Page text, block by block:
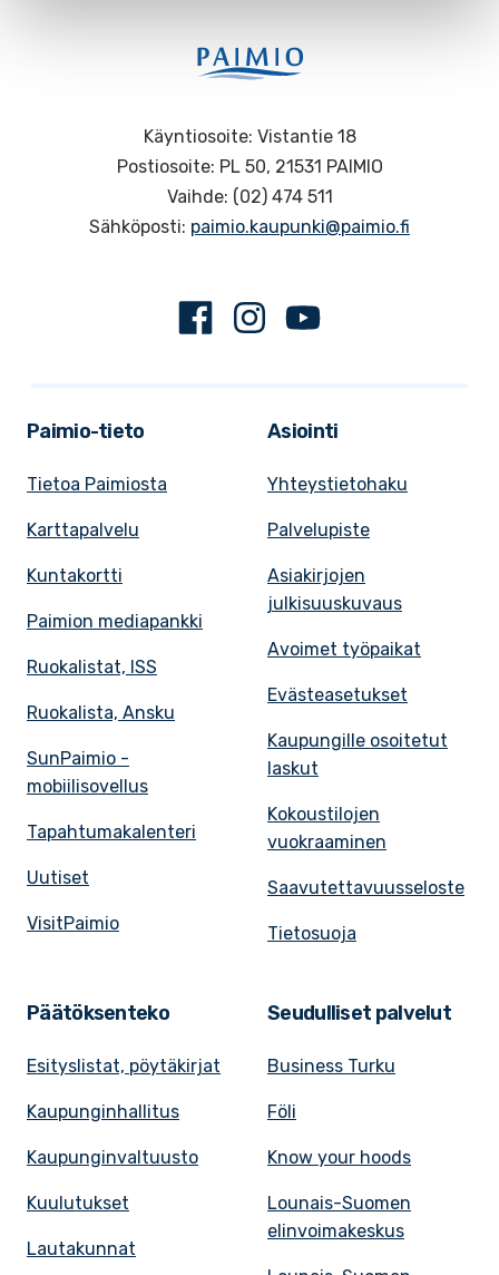
Käyntiosoite: Vistantie 18
Postiosoite: PL 50, 21531 PAIMIO
Vaihde: (02) 474 511
Sähköposti: paimio.kaupunki@paimio.fi
FacebookInstagram
Paimio-tieto
Tietoa Paimiosta
Karttapalvelu
Kuntakortti
Paimion mediapankki
Ruokalistat, ISS
Ruokalista, Ansku
SunPaimio -
mobiilisovellus
Tapahtumakalenteri
Uutiset
VisitPaimio
Asiointi
Yhteystietohaku
Palvelupiste
Asiakirjojen
julkisuuskuvaus
Avoimet työpaikat
Evästeasetukset
Kaupungille osoitetut
laskut
Kokoustilojen
vuokraaminen
Saavutettavuusseloste
Tietosuoja
Päätöksenteko
Esityslistat, pöytäkirjat
Kaupunginhallitus
Kaupunginvaltuusto
Kuulutukset
Lautakunnat
Seudulliset palvelut
Business Turku
Föli
Know your hoods
Lounais-Suomen
elinvoimakeskus